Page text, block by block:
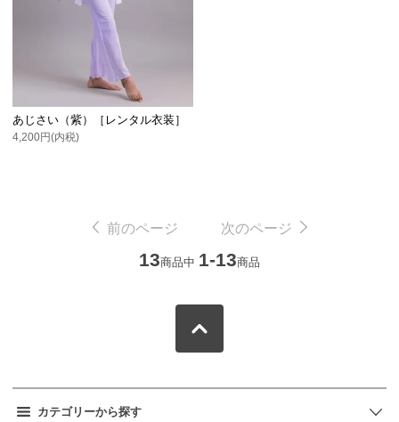
あじさい（紫）［レンタル衣装］
4,200円(内税)
前のページ 次のページ
13商品中 1-13商品
カテゴリーから探す